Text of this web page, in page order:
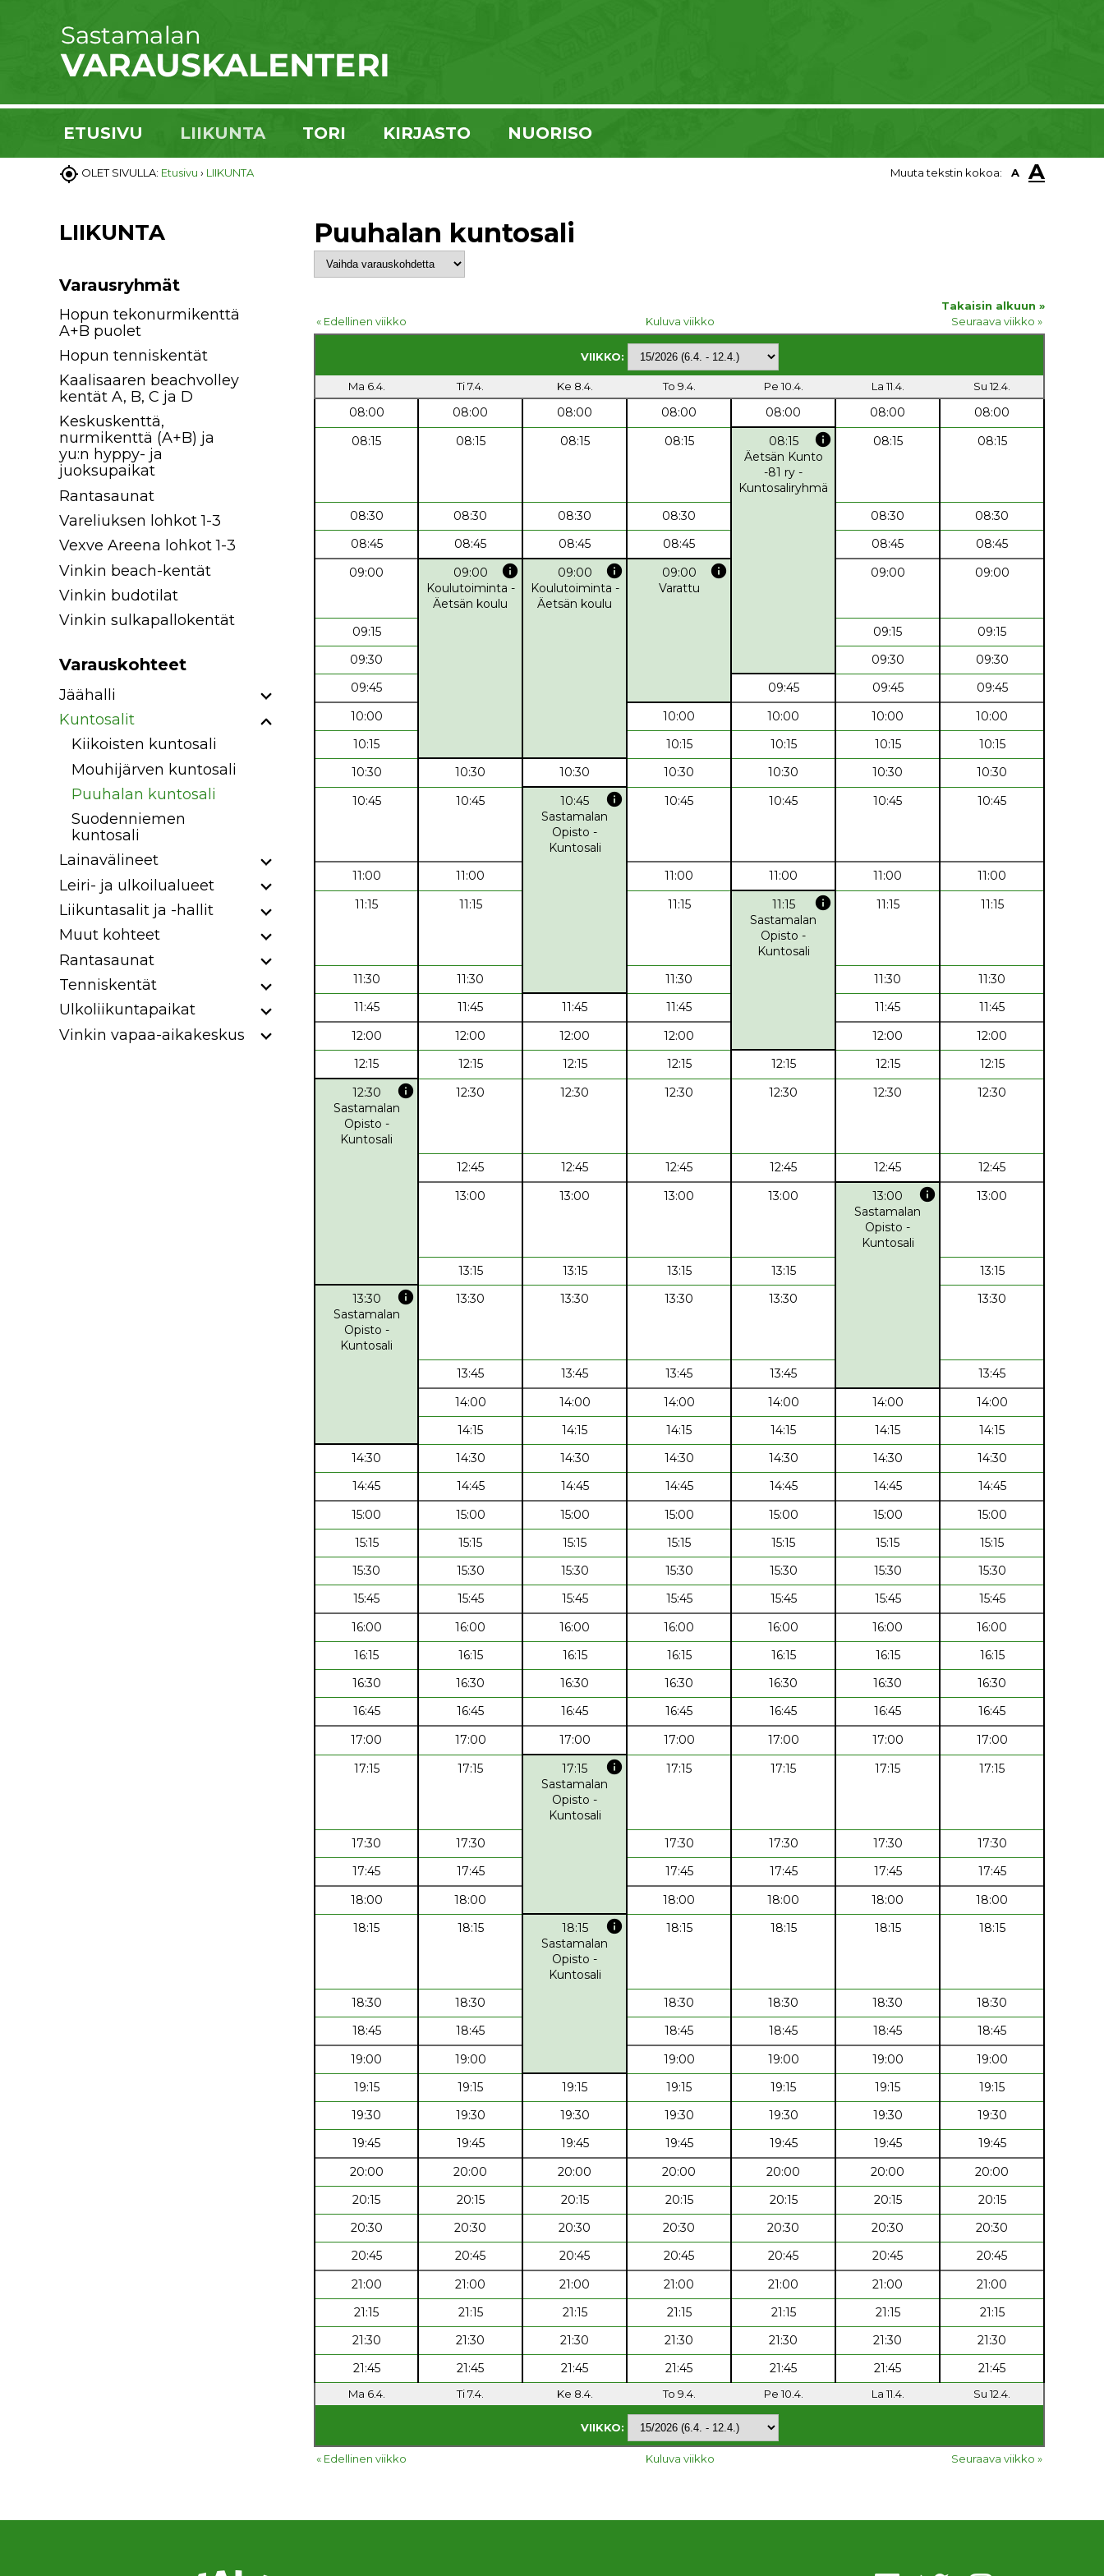
ETUSIVU LIIKUNTA TORI KIRJASTO NUORISO
 OLET SIVULLA: Etusivu › LIIKUNTA Muuta tekstin kokoa: A A
LIIKUNTA
Varausryhmät
Hopun tekonurmikenttä
A+B puolet
Hopun tenniskentät
Kaalisaaren beachvolley
kentät A, B, C ja D
Keskuskenttä,
nurmikenttä (A+B) ja
yu:n hyppy- ja
juoksupaikat
Rantasaunat
Vareliuksen lohkot 1-3
Vexve Areena lohkot 1-3
Vinkin beach-kentät
Vinkin budotilat
Vinkin sulkapallokentät
Varauskohteet
Jäähalli
Kuntosalit
Kiikoisten kuntosali
Mouhijärven kuntosali
Puuhalan kuntosali
Suodenniemen
kuntosali
Lainavälineet
Leiri- ja ulkoilualueet
Liikuntasalit ja -hallit
Muut kohteet
Rantasaunat
Tenniskentät
Ulkoliikuntapaikat
Vinkin vapaa-aikakeskus
Puuhalan kuntosali
Takaisin alkuun »
« Edellinen viikko
Kuluva viikko Seuraava viikko »
VIIKKO:
Ma 6.4. Ti 7.4. Ke 8.4. To 9.4. Pe 10.4. La 11.4. Su 12.4.
08:00 08:00 08:00 08:00 08:00 08:00
08:00
08:15
08:15 08:15 08:15 08:15 info
Äetsän Kunto
-81 ry -
Kuntosaliryhmä
08:15 08:15
08:30 08:30 08:30 08:30 08:30
08:30
08:45
08:45 08:45 08:45 08:45
08:45
09:00
09:00 info
Koulutoiminta -
Äetsän koulu
09:00 info
Koulutoiminta -
Äetsän koulu
09:00 info
Varattu
09:00 09:00
09:15 09:15
09:15
09:30
09:30
09:30
09:45
09:45 09:45
09:45
10:00
10:00 10:00 10:00
10:00
10:15
10:15 10:15 10:15
10:15
10:30
10:30 10:30 10:30 10:30 10:30
10:30
10:45
10:45 10:45 info
Sastamalan
Opisto -
Kuntosali
10:45 10:45 10:45 10:45
11:00 11:00 11:00 11:00 11:00
11:00
11:15
11:15 11:15 11:15 info
Sastamalan
Opisto -
Kuntosali
11:15 11:15
11:30 11:30 11:30 11:30
11:30
11:45
11:45 11:45 11:45 11:45
11:45
12:00
12:00 12:00 12:00 12:00
12:00
12:15
12:15 12:15 12:15 12:15 12:15
12:15
12:30
info
Sastamalan
Opisto -
Kuntosali
12:30 12:30 12:30 12:30 12:30 12:30
12:45 12:45 12:45 12:45 12:45
12:45
13:00
13:00 13:00 13:00 13:00 info
Sastamalan
Opisto -
Kuntosali
13:00
13:15 13:15 13:15 13:15
13:15
13:30
info
Sastamalan
Opisto -
Kuntosali
13:30 13:30 13:30 13:30 13:30
13:45 13:45 13:45 13:45
13:45
14:00
14:00 14:00 14:00 14:00
14:00
14:15
14:15 14:15 14:15 14:15
14:15
14:30
14:30 14:30 14:30 14:30 14:30
14:30
14:45
14:45 14:45 14:45 14:45 14:45
14:45
15:00
15:00 15:00 15:00 15:00 15:00
15:00
15:15
15:15 15:15 15:15 15:15 15:15
15:15
15:30
15:30 15:30 15:30 15:30 15:30
15:30
15:45
15:45 15:45 15:45 15:45 15:45
15:45
16:00
16:00 16:00 16:00 16:00 16:00
16:00
16:15
16:15 16:15 16:15 16:15 16:15
16:15
16:30
16:30 16:30 16:30 16:30 16:30
16:30
16:45
16:45 16:45 16:45 16:45 16:45
16:45
17:00
17:00 17:00 17:00 17:00 17:00
17:00
17:15
17:15 17:15 info
Sastamalan
Opisto -
Kuntosali
17:15 17:15 17:15 17:15
17:30 17:30 17:30 17:30 17:30
17:30
17:45
17:45 17:45 17:45 17:45
17:45
18:00
18:00 18:00 18:00 18:00
18:00
18:15
18:15 18:15 info
Sastamalan
Opisto -
Kuntosali
18:15 18:15 18:15 18:15
18:30 18:30 18:30 18:30 18:30
18:30
18:45
18:45 18:45 18:45 18:45
18:45
19:00
19:00 19:00 19:00 19:00
19:00
19:15
19:15 19:15 19:15 19:15 19:15
19:15
19:30
19:30 19:30 19:30 19:30 19:30
19:30
19:45
19:45 19:45 19:45 19:45 19:45
19:45
20:00
20:00 20:00 20:00 20:00 20:00
20:00
20:15
20:15 20:15 20:15 20:15 20:15
20:15
20:30
20:30 20:30 20:30 20:30 20:30
20:30
20:45
20:45 20:45 20:45 20:45 20:45
20:45
21:00
21:00 21:00 21:00 21:00 21:00
21:00
21:15
21:15 21:15 21:15 21:15 21:15
21:15
21:30
21:30 21:30 21:30 21:30 21:30
21:30
21:45
21:45 21:45 21:45 21:45 21:45 21:45
Ma 6.4. Ti 7.4. Ke 8.4. To 9.4. Pe 10.4. La 11.4. Su 12.4.
VIIKKO:
« Edellinen viikko Kuluva viikko Seuraava viikko »